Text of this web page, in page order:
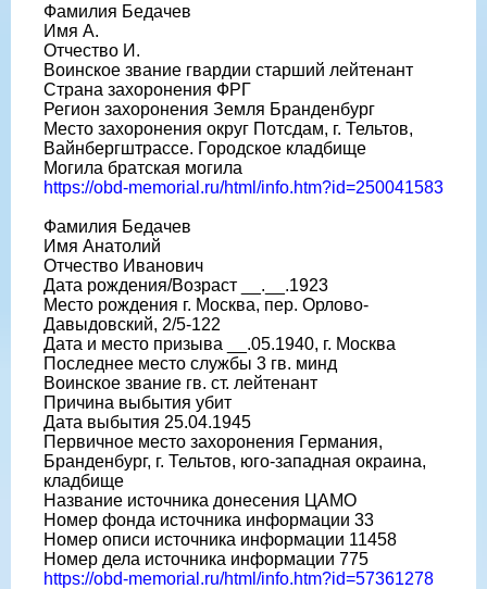
Фамилия Бедачев
Имя А.
Отчество И.
Воинское звание гвардии старший лейтенант
Страна захоронения ФРГ
Регион захоронения Земля Бранденбург
Место захоронения округ Потсдам, г. Тельтов,
Вайнбергштрассе. Городское кладбище
Могила братская могила
https://obd-memorial.ru/html/info.htm?id=250041583
Фамилия Бедачев
Имя Анатолий
Отчество Иванович
Дата рождения/Возраст __.__.1923
Место рождения г. Москва, пер. Орлово-
Давыдовский, 2/5-122
Дата и место призыва __.05.1940, г. Москва
Последнее место службы 3 гв. минд
Воинское звание гв. ст. лейтенант
Причина выбытия убит
Дата выбытия 25.04.1945
Первичное место захоронения Германия,
Бранденбург, г. Тельтов, юго-западная окраина,
кладбище
Название источника донесения ЦАМО
Номер фонда источника информации 33
Номер описи источника информации 11458
Номер дела источника информации 775
https://obd-memorial.ru/html/info.htm?id=57361278